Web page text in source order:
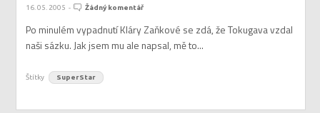
16. 05. 2005 - Žádný komentář
Po minulém vypadnutí Kláry Zaňkové se zdá, že Tokugava vzdal
naši sázku. Jak jsem mu ale napsal, mě to...
Štítky SuperStar